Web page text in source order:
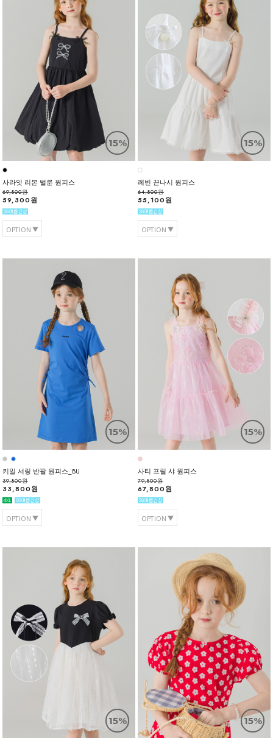
15%
사라잇 리본 벌룬 원피스
69,800원
59,300원
OPTION
15%
레빈 끈나시 원피스
64,800원
55,100원
OPTION
15%
키일 셔링 반팔 원피스_BU
39,800원
33,800원
OPTION
15%
사티 프릴 샤 원피스
79,800원
67,800원
OPTION
15% 15%